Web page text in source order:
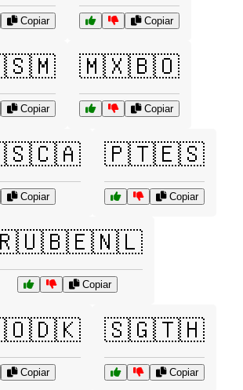
Copiar Copiar
Copiar
🇲🇽🇧🇴
Copiar
Copiar
🇵🇹🇪🇸
Copiar
Copiar
Copiar
🇸🇬🇹🇭
Copiar